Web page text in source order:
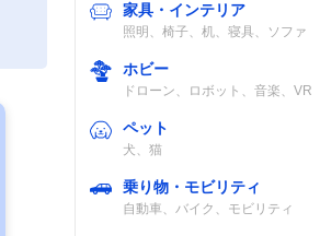
Bluetooth 5.0
ステレオミニプ
約13時間
家具・インテリア
照明、椅子、机、寝具、ソファ
ホビー
ドローン、ロボット、音楽、VR
ペット
犬、猫
乗り物・モビリティ
自動車、バイク、モビリティ